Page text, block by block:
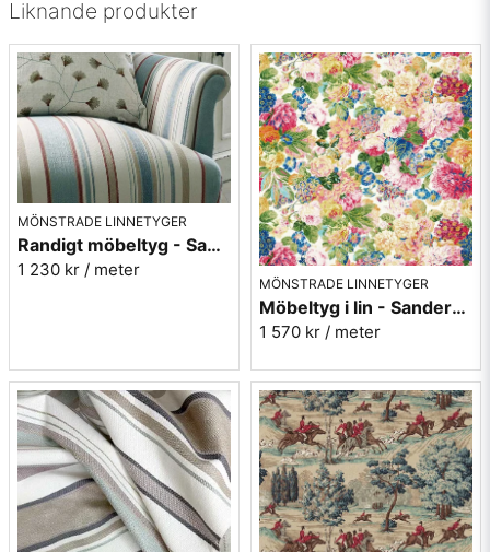
Liknande produkter
MÖNSTRADE LINNETYGER
Randigt möbeltyg - Sanderson Dobby Stripe Brick
1 230 kr / meter
MÖNSTRADE LINNETYGER
Möbeltyg i lin - Sanderson - Very rose and peony - multi
1 570 kr / meter
• Mönsterbild: Längsgående - ränderna följer längs med
tyget
• Beställningsvara, ingen returrätt
Vill du ha ett tygprov maila mig på:info@broarne.se